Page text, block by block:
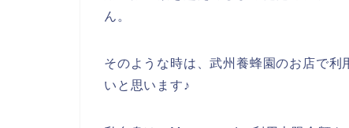
ん。
そのような時は、武州養蜂園のお店で
いと思います♪